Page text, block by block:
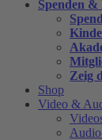
Spenden
Zeig
Shop
Video &